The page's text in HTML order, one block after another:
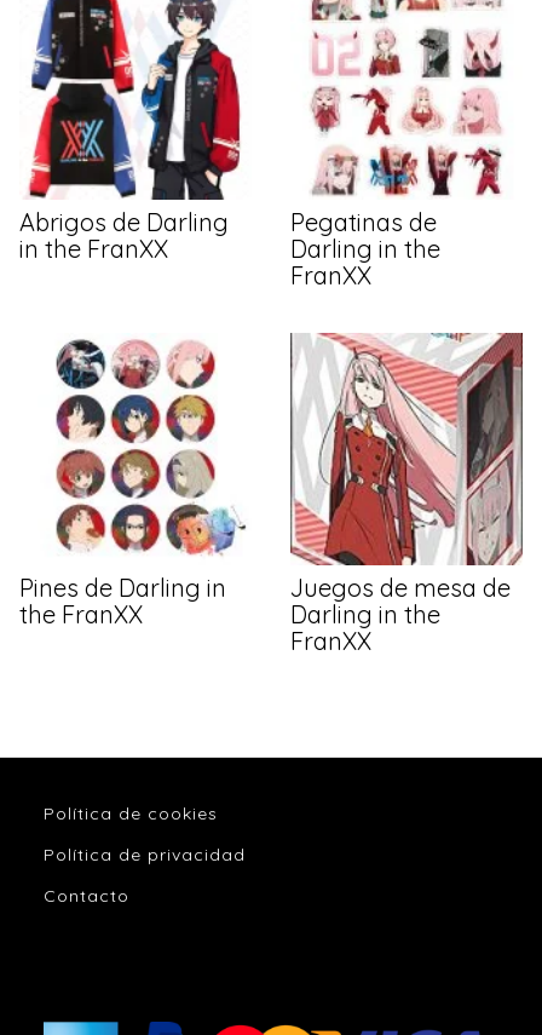
Abrigos de Darling
in the FranXX
Pegatinas de
Darling in the
FranXX
Pines de Darling in
the FranXX
Juegos de mesa de
Darling in the
FranXX
Política de cookies
Política de privacidad
Contacto